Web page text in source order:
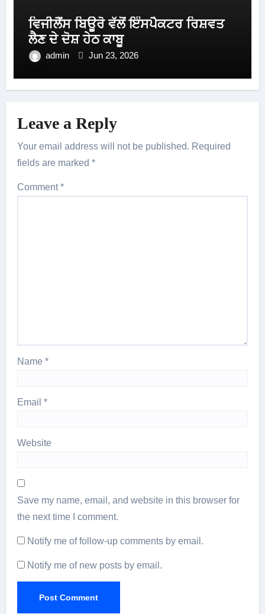
ਵਿਜੀਲੈਂਸ ਬਿਊਰੋ ਵੱਲੋਂ ਇੰਸਪੈਕਟਰ ਰਿਸ਼ਵਤ
ਲੈਣ ਦੇ ਦੋਸ਼ ਹੇਠ ਕਾਬੂ
admin Jun 23, 2026
Leave a Reply
Your email address will not be published. Required
fields are marked*
Comment*
Name*
Email*
Website
Save my name, email, and website in this browser for
the next time I comment.
Notify me of follow-up comments by email.
Notify me of new posts by email.